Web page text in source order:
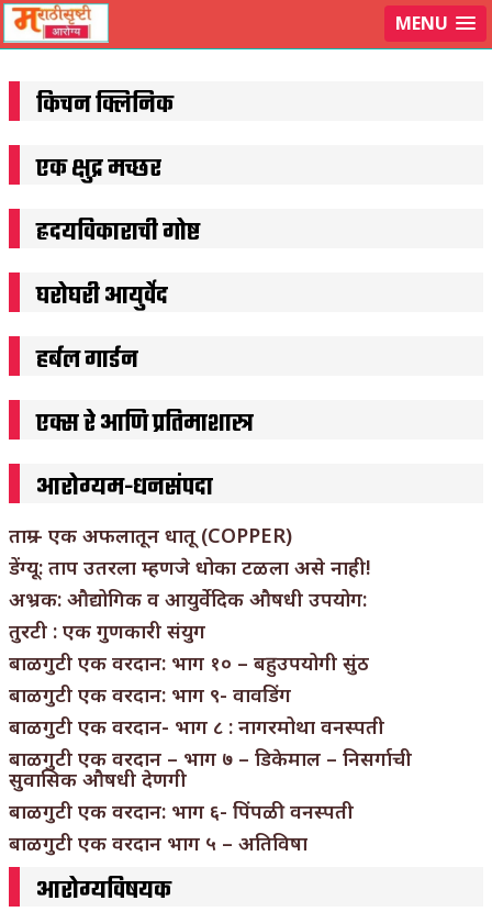
MENU
किचन क्लिनिक
एक क्षुद्र मच्छर
ह्रदयविकाराची गोष्ट
घरोघरी आयुर्वेद
हर्बल गार्डन
एक्स रे आणि प्रतिमाशास्त्र
आरोग्यम-धनसंपदा
ताम्र – एक अफलातून धातू (COPPER)
डेंग्यू: ताप उतरला म्हणजे धोका टळला असे नाही!
अभ्रक: औद्योगिक व आयुर्वेदिक औषधी उपयोग:
तुरटी : एक गुणकारी संयुग
बाळगुटी एक वरदान: भाग १० – बहुउपयोगी सुंठ
बाळगुटी एक वरदान: भाग ९- वावडिंग
बाळगुटी एक वरदान- भाग ८ : नागरमोथा वनस्पती
बाळगुटी एक वरदान – भाग ७ – डिकेमाल – निसर्गाची
सुवासिक औषधी देणगी
बाळगुटी एक वरदान: भाग ६- पिंपळी वनस्पती
बाळगुटी एक वरदान भाग ५ – अतिविषा
आरोग्यविषयक